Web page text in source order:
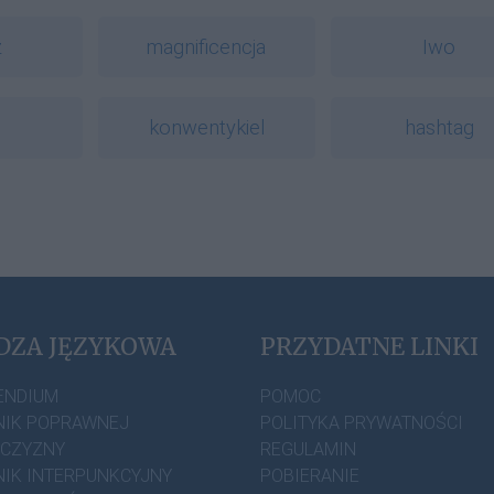
magnificencja Iwo
konwentykiel hashtag
JĘZYKOWA
POPRAWNEJ
INTERPUNKCYJNY
PRZYDATNE LINKI
POMOC
POLITYKA PRYWATNOŚCI
REGULAMIN
POBIERANIE